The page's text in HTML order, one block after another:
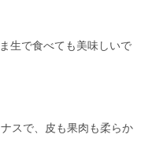
生で食べても美味しいで
スで、皮も果肉も柔らか